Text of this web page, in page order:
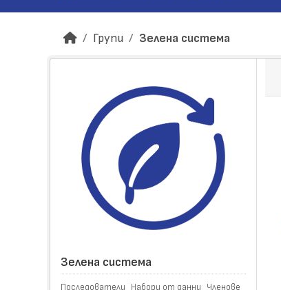
Групи Зелена система
Зелена система
Последователи Набори от данни Членове